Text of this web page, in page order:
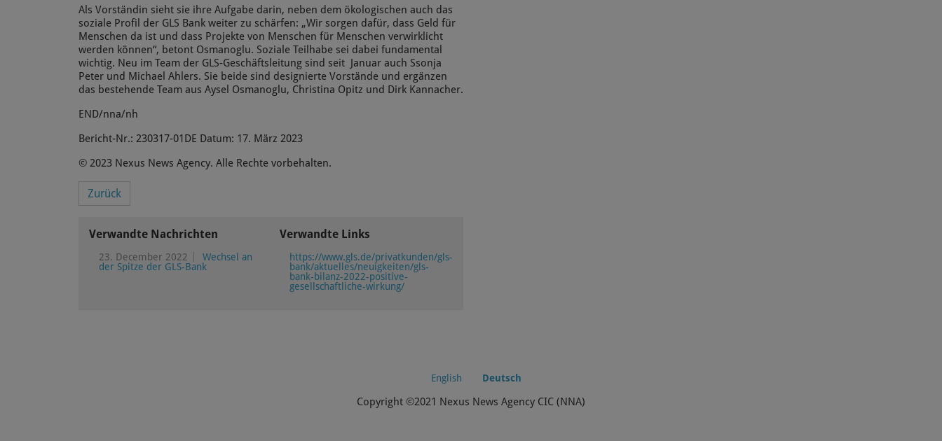
Als Vorständin sieht sie ihre Aufgabe darin, neben dem ökologischen auch das
soziale Profil der GLS Bank weiter zu schärfen: „Wir sorgen dafür, dass Geld für
Menschen da ist und dass Projekte von Menschen für Menschen verwirklicht
werden können“, betont Osmanoglu. Soziale Teilhabe sei dabei fundamental
wichtig. Neu im Team der GLS-Geschäftsleitung sind seit Januar auch Ssonja
Peter und Michael Ahlers. Sie beide sind designierte Vorstände und ergänzen
das bestehende Team aus Aysel Osmanoglu, Christina Opitz und Dirk Kannacher.
END/nna/nh
Bericht-Nr.: 230317-01DE Datum: 17. März 2023
© 2023 Nexus News Agency. Alle Rechte vorbehalten.
Zurück
Verwandte Nachrichten
23. December 2022
Wechsel an
der Spitze der GLS-Bank
Verwandte Links
https://www.gls.de/privatkunden/gls-
bank/aktuelles/neuigkeiten/gls-
bank-bilanz-2022-positive-
gesellschaftliche-wirkung/
English Deutsch
Copyright ©2021 Nexus News Agency CIC (NNA)